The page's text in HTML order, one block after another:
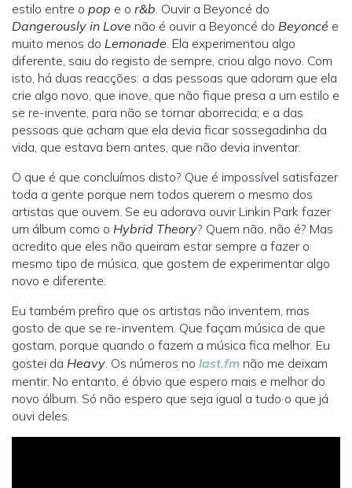
estilo entre o pop e o r&b. Ouvir a Beyoncé do
Dangerously in Love não é ouvir a Beyoncé do Beyoncé e
muito menos do Lemonade. Ela experimentou algo
diferente, saiu do registo de sempre, criou algo novo. Com
isto, há duas reacções: a das pessoas que adoram que ela
crie algo novo, que inove, que não fique presa a um estilo e
se re-invente, para não se tornar aborrecida; e a das
pessoas que acham que ela devia ficar sossegadinha da
vida, que estava bem antes, que não devia inventar.
O que é que concluímos disto? Que é impossível satisfazer
toda a gente porque nem todos querem o mesmo dos
artistas que ouvem. Se eu adorava ouvir Linkin Park fazer
um álbum como o Hybrid Theory? Quem não, não é? Mas
acredito que eles não queiram estar sempre a fazer o
mesmo tipo de música, que gostem de experimentar algo
novo e diferente.
Eu também prefiro que os artistas não inventem, mas
gosto de que se re-inventem. Que façam música de que
gostam, porque quando o fazem a música fica melhor. Eu
gostei da Heavy. Os números no last.fm não me deixam
mentir. No entanto, é óbvio que espero mais e melhor do
novo álbum. Só não espero que seja igual a tudo o que já
ouvi deles.